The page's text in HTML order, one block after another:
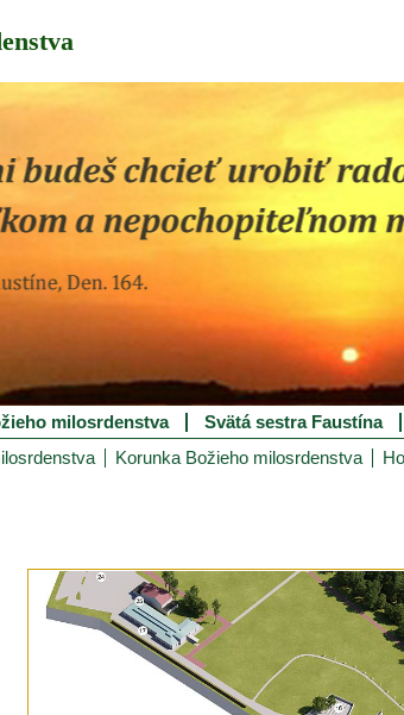
milosrdenstva Svätá sestra Faustína
Korunka Božieho milosrdenstva